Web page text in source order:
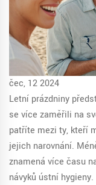
čec, 12 2024
Letní prázdniny
se více zaměřili na
patříte mezi ty, kteří
jejich narovnání.
znamená více času
návyků ústní hygieny.